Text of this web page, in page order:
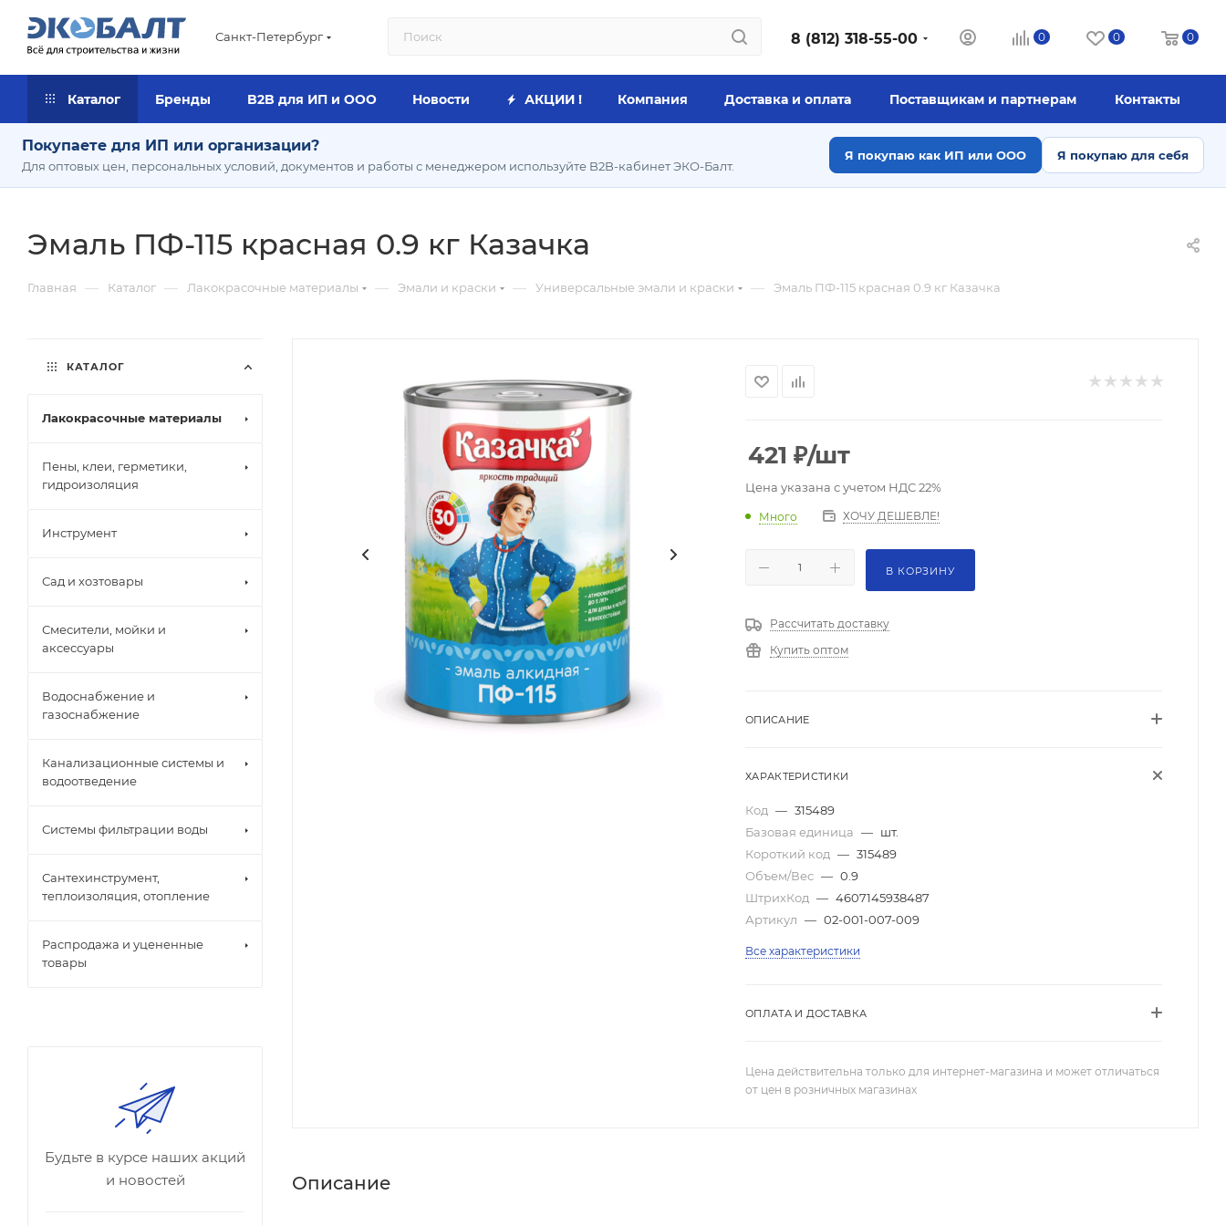
Санкт-Петербург 8 (812) 318-55-00 0 0 0
Каталог Бренды B2B для ИП и ООО Новости АКЦИИ ! Компания Доставка и оплата Поставщикам и партнерам Контакты
Покупаете для ИП или организации?
Для оптовых цен, персональных условий, документов и работы с менеджером используйте B2B-кабинет ЭКО-Балт.
Я покупаю как ИП или ООО Я покупаю для себя
Эмаль ПФ-115 красная 0.9 кг Казачка
Главная — Каталог — Лакокрасочные материалы — Эмали и краски — Универсальные эмали и краски — Эмаль ПФ-115 красная 0.9 кг Казачка
421 ₽/шт
Цена указана с учетом НДС 22%
Много ХОЧУ ДЕШЕВЛЕ!
В КОРЗИНУ
Рассчитать доставку
Купить оптом
ОПИСАНИЕ
ХАРАКТЕРИСТИКИ
Код — 315489
Базовая единица — шт.
Короткий код — 315489
Объем/Вес — 0.9
ШтрихКод — 4607145938487
Артикул — 02-001-007-009
Все характеристики
ОПЛАТА И ДОСТАВКА
Цена действительна только для интернет-магазина и может отличаться
от цен в розничных магазинах
Описание
КАТАЛОГ
Лакокрасочные материалы
Пены, клеи, герметики,
гидроизоляция
Инструмент
Сад и хозтовары
Смесители, мойки и
аксессуары
Водоснабжение и
газоснабжение
Канализационные системы и
водоотведение
Системы фильтрации воды
Сантехинструмент,
теплоизоляция, отопление
Распродажа и уцененные
товары
Будьте в курсе наших акций
и новостей